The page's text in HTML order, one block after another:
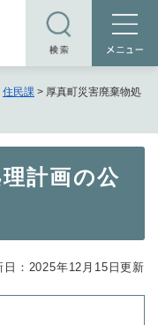
住民課 > 厚真町災害廃棄物処
計画の公
日：2025年12月15日更新